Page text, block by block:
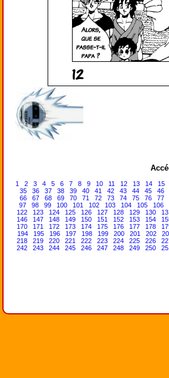
1 2 3 4 5 6 7 8 9 10 11 12 13 14
15
35
36 37 38 39 40 41 42 43 44 45
46
66
67 68 69 70 71 72 73 74 75 76
77
97
98 99 100 101 102 103 104 105
106
122
123 124 125 126 127 128 129 130
146
147 148 149 150 151 152 153 154
170
171 172 173 174 175 176 177 178
194
195 196 197 198 199 200 201 202
218
219 220 221 222 223 224 225 226
242
243 244 245 246 247 248 249 250